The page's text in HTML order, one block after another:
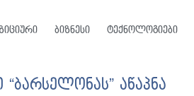
ბიზნესი ტექნოლოგიები
აწაპნა